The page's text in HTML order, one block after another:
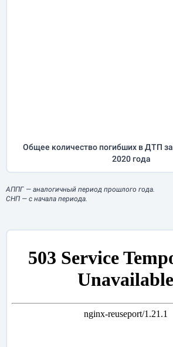
Общее количество погибших в ДТП за
2020 года
АППГ — аналогичный период прошлого года.
СНП — с начала периода.